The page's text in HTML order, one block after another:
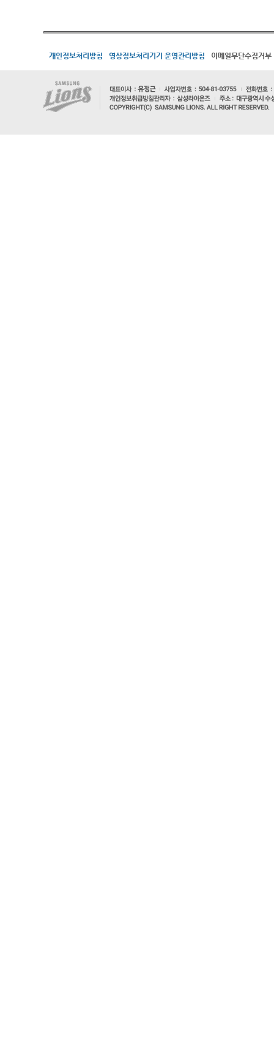
개인정보처리방침 영상정보처리기기 운영관리방침 이메일무단수집거부